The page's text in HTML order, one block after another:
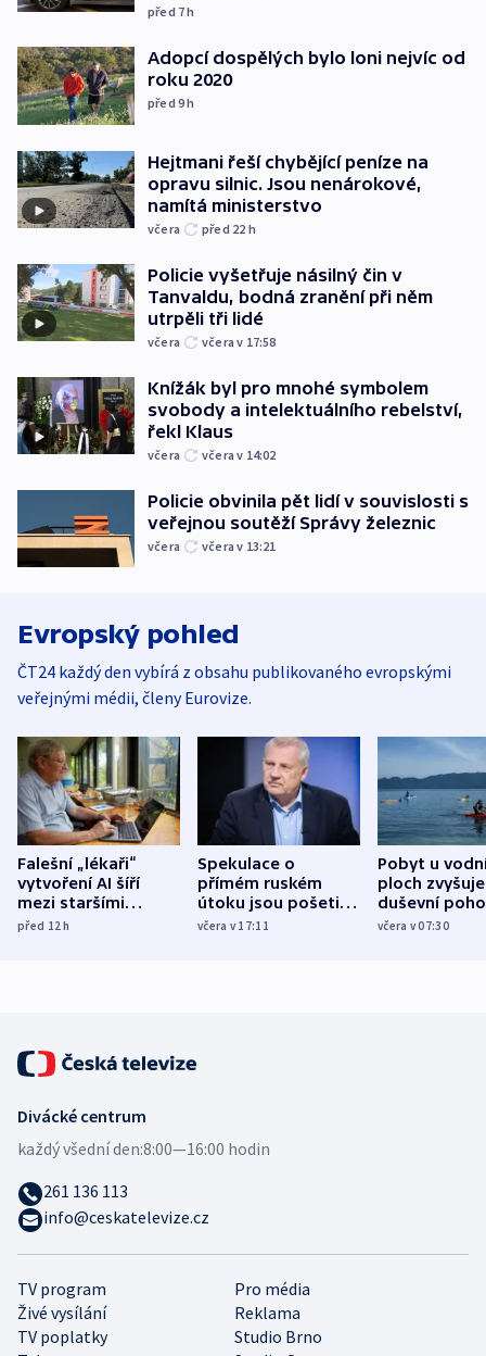
před 7h
Adopcí dospělých bylo loni nejvíc od
roku 2020
před 9h
Hejtmani řeší chybějící peníze na
opravu silnic. Jsou nenárokové,
namítá ministerstvo
včera před 22 h
Policie vyšetřuje násilný čin v
Tanvaldu, bodná zranění při něm
utrpěli tři lidé
včera včera v 17:58
Knížák byl pro mnohé symbolem
svobody a intelektuálního rebelství,
řekl Klaus
včera včera v 14:02
Policie obvinila pět lidí v souvislosti s
veřejnou soutěží Správy železnic
včera včera v 13:21
Evropský pohled
ČT24 každý den vybírá z obsahu publikovaného evropskými
veřejnými médii, členy Eurovize.
Falešní „lékaři“
vytvoření AI šíří
mezi staršími
Poláky nebezpečné
před 12h
Spekulace o
přímém ruském
útoku jsou pošetilé,
míní estonský
včera v 17:11
Pobyt u
ploch zvyšuje
duševní
ukázala
včera v 07:30
TV program
Pro média
Živé vysílání
Reklama
TV poplatky
Studio Brno
Divácké centrum
každý všední den:8:00—16:00 hodin
261 136 113
info@ceskatelevize.cz